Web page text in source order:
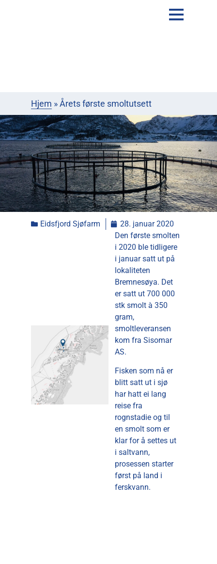
Hjem »Årets første smoltutsett
Eidsfjord Sjøfarm
28. januar 2020
Den første smolten
i 2020 ble tidligere
i januar satt ut på
lokaliteten
Bremnesøya. Det
er satt ut 700 000
stk smolt à 350
gram,
smoltleveransen
kom fra Sisomar
AS.
Fisken som nå er
blitt satt ut i sjø
har hatt ei lang
reise fra
rognstadie og til
en smolt som er
klar for å settes ut
i saltvann,
prosessen starter
først på land i
ferskvann.